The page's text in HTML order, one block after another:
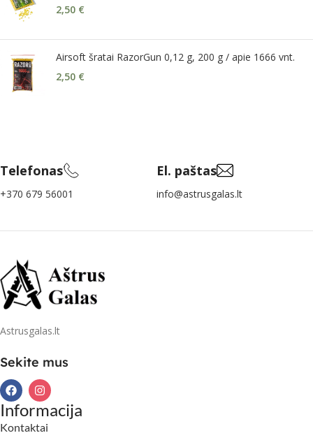
2,50 €
Airsoft šratai RazorGun 0,12 g, 200 g / apie 1666 vnt.
2,50 €
Telefonas
+370 679 56001
El. paštas
info@astrusgalas.lt
Astrusgalas.lt
Sekite mus
Informacija
Kontaktai